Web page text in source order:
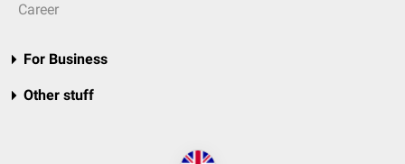
Career
For Business
Other stuff